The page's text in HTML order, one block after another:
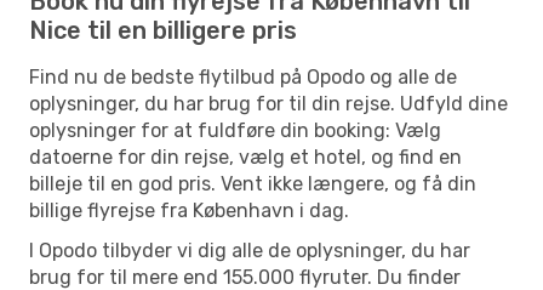
Nice til en billigere pris
Find nu de bedste flytilbud på Opodo og alle de
oplysninger, du har brug for til din rejse. Udfyld dine
oplysninger for at fuldføre din booking: Vælg
datoerne for din rejse, vælg et hotel, og find en
billeje til en god pris. Vent ikke længere, og få din
billige flyrejse fra København i dag.
I Opodo tilbyder vi dig alle de oplysninger, du har
brug for til mere end 155.000 flyruter. Du finder